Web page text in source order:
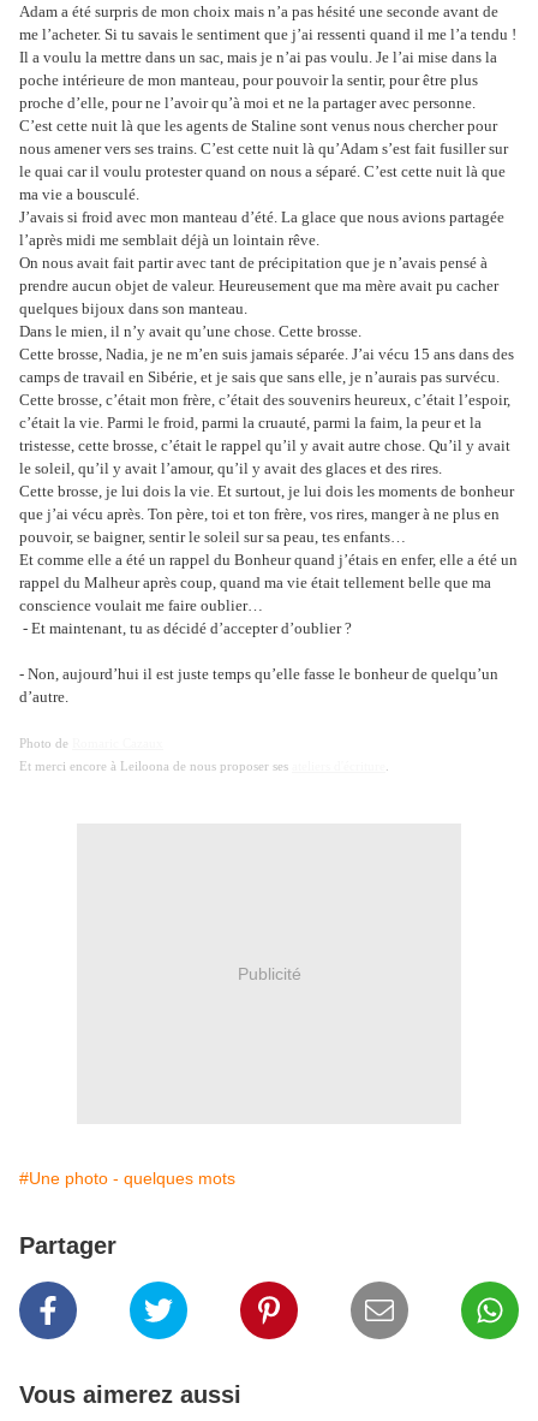
Adam a été surpris de mon choix mais n’a pas hésité une seconde avant de
me l’acheter. Si tu savais le sentiment que j’ai ressenti quand il me l’a tendu !
Il a voulu la mettre dans un sac, mais je n’ai pas voulu. Je l’ai mise dans la
poche intérieure de mon manteau, pour pouvoir la sentir, pour être plus
proche d’elle, pour ne l’avoir qu’à moi et ne la partager avec personne.
C’est cette nuit là que les agents de Staline sont venus nous chercher pour
nous amener vers ses trains. C’est cette nuit là qu’Adam s’est fait fusiller sur
le quai car il voulu protester quand on nous a séparé. C’est cette nuit là que
ma vie a bousculé.
J’avais si froid avec mon manteau d’été. La glace que nous avions partagée
l’après midi me semblait déjà un lointain rêve.
On nous avait fait partir avec tant de précipitation que je n’avais pensé à
prendre aucun objet de valeur. Heureusement que ma mère avait pu cacher
quelques bijoux dans son manteau.
Dans le mien, il n’y avait qu’une chose. Cette brosse.
Cette brosse, Nadia, je ne m’en suis jamais séparée. J’ai vécu 15 ans dans des
camps de travail en Sibérie, et je sais que sans elle, je n’aurais pas survécu.
Cette brosse, c’était mon frère, c’était des souvenirs heureux, c’était l’espoir,
c’était la vie. Parmi le froid, parmi la cruauté, parmi la faim, la peur et la
tristesse, cette brosse, c’était le rappel qu’il y avait autre chose. Qu’il y avait
le soleil, qu’il y avait l’amour, qu’il y avait des glaces et des rires.
Cette brosse, je lui dois la vie. Et surtout, je lui dois les moments de bonheur
que j’ai vécu après. Ton père, toi et ton frère, vos rires, manger à ne plus en
pouvoir, se baigner, sentir le soleil sur sa peau, tes enfants…
Et comme elle a été un rappel du Bonheur quand j’étais en enfer, elle a été un
rappel du Malheur après coup, quand ma vie était tellement belle que ma
conscience voulait me faire oublier…
- Et maintenant, tu as décidé d’accepter d’oublier ?
- Non, aujourd’hui il est juste temps qu’elle fasse le bonheur de quelqu’un
d’autre.
Photo de
Et merci encore à Leiloona de nous proposer ses
Publicité
#Une photo - quelques mots
Partager
Vous aimerez aussi